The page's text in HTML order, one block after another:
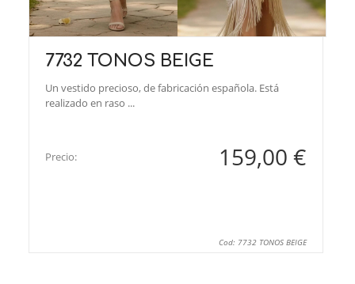
7732 TONOS BEIGE
Un vestido precioso, de fabricación española. Está
realizado en raso ...
Precio: 159,00 €
Cod: 7732 TONOS BEIGE